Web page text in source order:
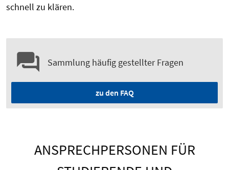
schnell zu klären.
Sammlung häufig gestellter Fragen
zu den FAQ
ANSPRECHPERSONEN FÜR